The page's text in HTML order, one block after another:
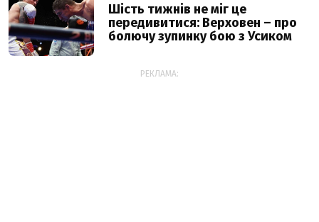
Шість тижнів не міг це
передивитися: Верховен – про
болючу зупинку бою з Усиком
РЕКЛАМА: